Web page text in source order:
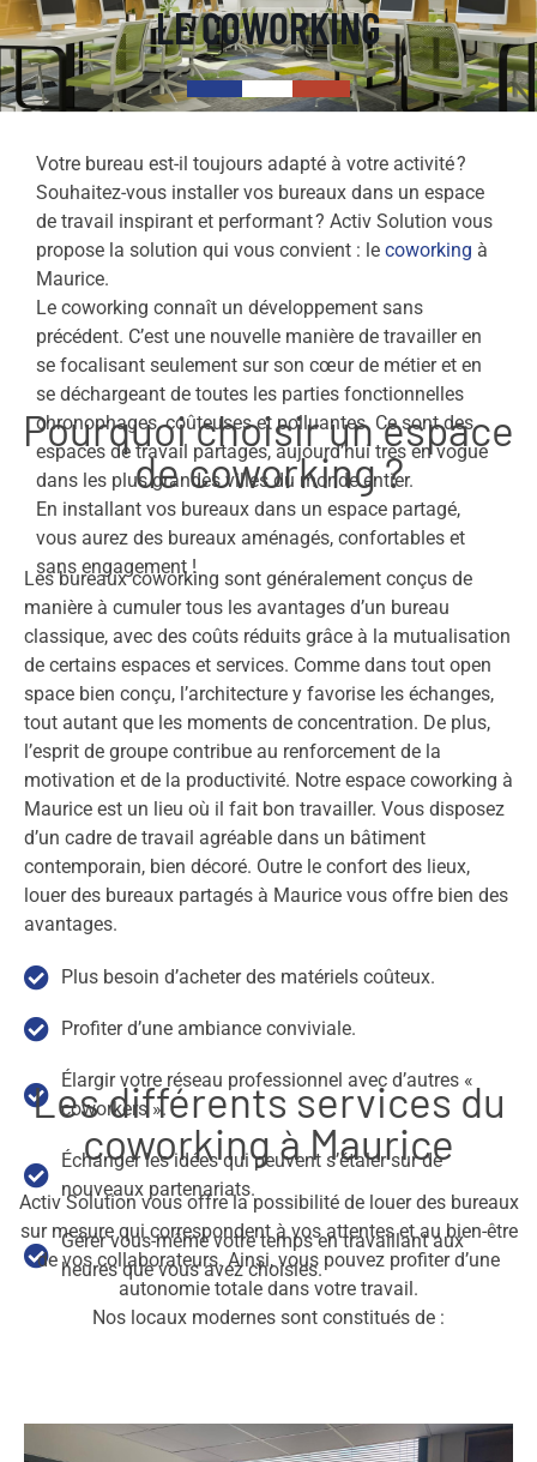
LE COWORKING
Votre bureau est-il toujours adapté à votre activité ?
Souhaitez-vous installer vos bureaux dans un espace
de travail inspirant et performant ? Activ Solution vous
propose la solution qui vous convient : le coworking à
Maurice.
Le coworking connaît un développement sans
précédent. C’est une nouvelle manière de travailler en
se focalisant seulement sur son cœur de métier et en
se déchargeant de toutes les parties fonctionnelles
chronophages, coûteuses et polluantes. Ce sont des
espaces de travail partagés, aujourd’hui très en vogue
dans les plus grandes villes du monde entier.
En installant vos bureaux dans un espace partagé,
vous aurez des bureaux aménagés, confortables et
sans engagement !
Pourquoi choisir un espace
de coworking ?
Les bureaux coworking sont généralement conçus de
manière à cumuler tous les avantages d’un bureau
classique, avec des coûts réduits grâce à la mutualisation
de certains espaces et services. Comme dans tout open
space bien conçu, l’architecture y favorise les échanges,
tout autant que les moments de concentration. De plus,
l’esprit de groupe contribue au renforcement de la
motivation et de la productivité. Notre espace coworking à
Maurice est un lieu où il fait bon travailler. Vous disposez
d’un cadre de travail agréable dans un bâtiment
contemporain, bien décoré. Outre le confort des lieux,
louer des bureaux partagés à Maurice vous offre bien des
avantages.
Plus besoin d’acheter des matériels coûteux.
Profiter d’une ambiance conviviale.
Élargir votre réseau professionnel avec d’autres «
coworkers ».
Échanger les idées qui peuvent s’étaler sur de
nouveaux partenariats.
Gérer vous-même votre temps en travaillant aux
heures que vous avez choisies.
Les différents services du
coworking à Maurice
Activ Solution vous offre la possibilité de louer des bureaux
sur mesure qui correspondent à vos attentes et au bien-être
de vos collaborateurs. Ainsi, vous pouvez profiter d’une
autonomie totale dans votre travail.
Nos locaux modernes sont constitués de :